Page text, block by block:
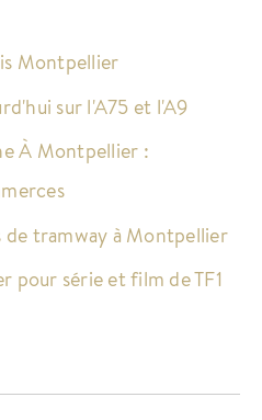
Montpellier
sur l'A75 et l'A9
À Montpellier :
de tramway à Montpellier
pour série et film de TF1